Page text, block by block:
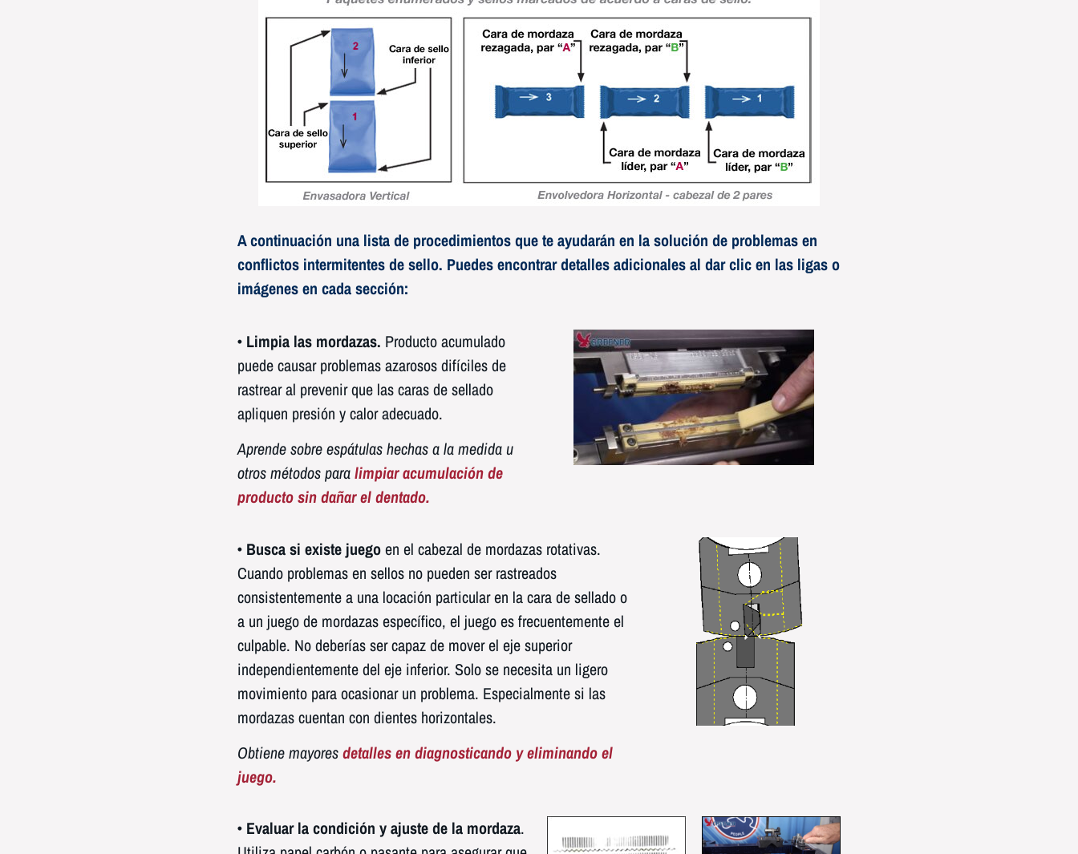
A continuación una lista de procedimientos que te ayudarán en la solución de problemas en
conflictos intermitentes de sello. Puedes encontrar detalles adicionales al dar clic en las ligas o
imágenes en cada sección:
• Limpia las mordazas. Producto acumulado
puede causar problemas azarosos difíciles de
rastrear al prevenir que las caras de sellado
apliquen presión y calor adecuado.
Aprende sobre espátulas hechas a la medida u
otros métodos paralimpiar acumulación de
producto sin dañar el dentado.
• Busca si existe juegoen el cabezal de mordazas rotativas.
Cuando problemas en sellos no pueden ser rastreados
consistentemente a una locación particular en la cara de sellado o
a un juego de mordazas específico, el juego es frecuentemente el
culpable. No deberías ser capaz de mover el eje superior
independientemente del eje inferior. Solo se necesita un ligero
movimiento para ocasionar un problema. Especialmente si las
mordazas cuentan con dientes horizontales.
Obtiene mayoresdetalles en diagnosticando y eliminando el
juego.
• Evaluar la condición y ajuste de la mordaza.